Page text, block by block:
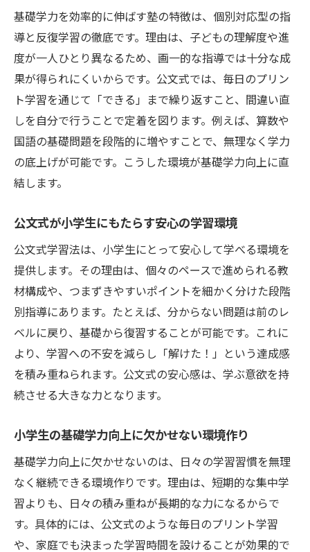
基礎学力を効率的に伸ばす塾の特徴は、個別対応型の指
導と反復学習の徹底です。理由は、子どもの理解度や進
度が一人ひとり異なるため、画一的な指導では十分な成
果が得られにくいからです。公文式では、毎日のプリン
ト学習を通じて「できる」まで繰り返すこと、間違い直
しを自分で行うことで定着を図ります。例えば、算数や
国語の基礎問題を段階的に増やすことで、無理なく学力
の底上げが可能です。こうした環境が基礎学力向上に直
結します。
公文式が小学生にもたらす安心の学習環境
公文式学習法は、小学生にとって安心して学べる環境を
提供します。その理由は、個々のペースで進められる教
材構成や、つまずきやすいポイントを細かく分けた段階
別指導にあります。たとえば、分からない問題は前のレ
ベルに戻り、基礎から復習することが可能です。これに
より、学習への不安を減らし「解けた！」という達成感
を積み重ねられます。公文式の安心感は、学ぶ意欲を持
続させる大きな力となります。
小学生の基礎学力向上に欠かせない環境作り
基礎学力向上に欠かせないのは、日々の学習習慣を無理
なく継続できる環境作りです。理由は、短期的な集中学
習よりも、日々の積み重ねが長期的な力になるからで
す。具体的には、公文式のような毎日のプリント学習
や、家庭でも決まった学習時間を設けることが効果的で